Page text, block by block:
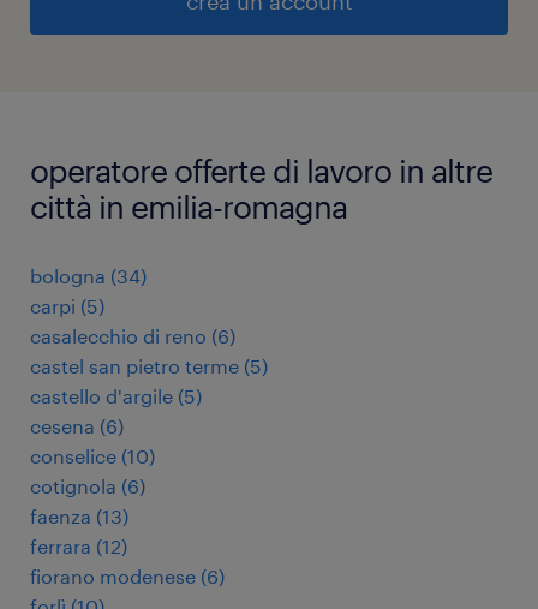
operatore offerte di lavoro in altre
città in emilia-romagna
bologna (34)
carpi (5)
casalecchio di reno (6)
castel san pietro terme (5)
castello d'argile (5)
cesena (6)
conselice (10)
cotignola (6)
faenza (13)
ferrara (12)
fiorano modenese (6)